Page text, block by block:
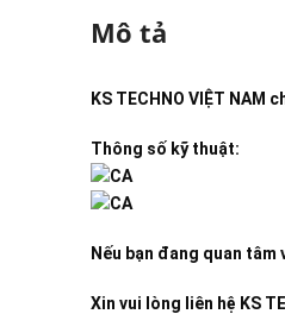
Mô tả
KS TECHNO VIỆT NAM
Thông số kỹ thuật:
Nếu bạn đang quan tâm
Xin vui lòng liên hệ KS